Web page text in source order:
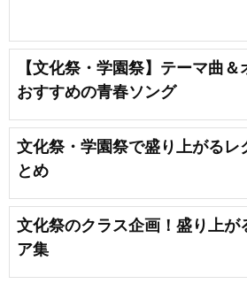
【文化祭・学園祭】テーマ曲
おすすめの青春ソング
文化祭・学園祭で盛り上がるレ
とめ
文化祭のクラス企画！盛り上が
ア集